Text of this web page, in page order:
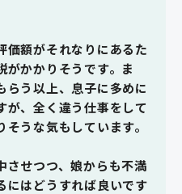
価額がそれなりにあるた
がかかりそうです。ま
らう以上、息子に多めに
が、全く違う仕事をして
うな気もしています。
させつつ、娘からも不満
にはどうすれば良いです